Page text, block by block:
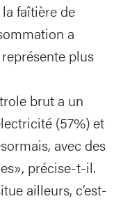
faîtière de
a
plus
brut a un
(57%) et
avec des
précise-t-il.
ailleurs, c’est-